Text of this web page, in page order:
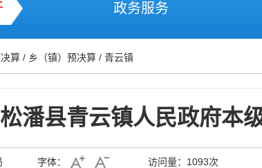
政务服务
算 / 乡（镇）预决算 / 青云镇
潘县青云镇人民政府本
字体： 访问量： 1093次